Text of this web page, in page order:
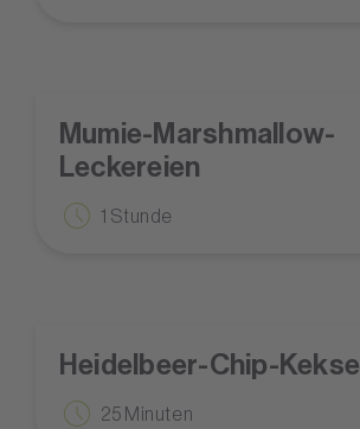
Mumie-Marshmallow-
Leckereien
1 Stunde
Heidelbeer-Chip-Kekse
25 Minuten